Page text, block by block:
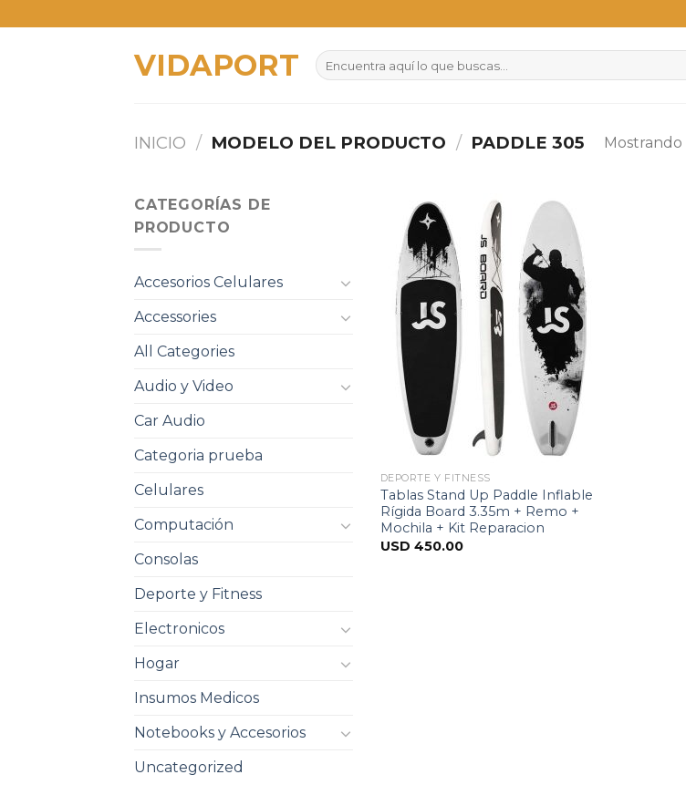
to
VIDAPORT
Buscar
por:
INICIO / MODELO DEL PRODUCTO / PADDLE 305
CATEGORÍAS DE
PRODUCTO
Accesorios Celulares
Accessories
All Categories
Audio y Video
Car Audio
Categoria prueba
Celulares
Computación
Consolas
Deporte y Fitness
Electronicos
Hogar
Insumos Medicos
Notebooks y Accesorios
Uncategorized
DEPORTE Y FITNESS
Tablas Stand Up Paddle Inflable
Rígida Board 3.35m + Remo +
Mochila + Kit Reparacion
USD 450.00